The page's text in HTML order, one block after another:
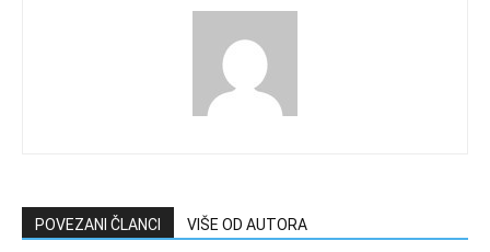
POVEZANI ČLANCI VIŠE OD AUTORA